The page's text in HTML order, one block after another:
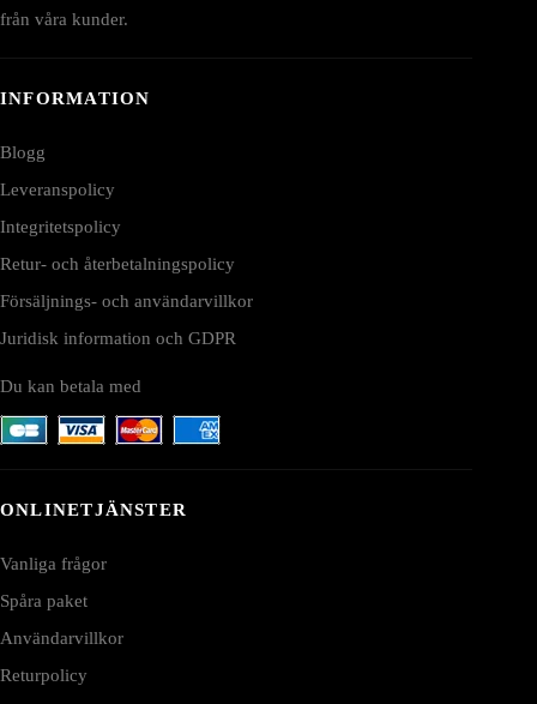
från våra kunder.
INFORMATION
Blogg
Leveranspolicy
Integritetspolicy
Retur- och återbetalningspolicy
Försäljnings- och användarvillkor
Juridisk information och GDPR
Du kan betala med
ONLINETJÄNSTER
Vanliga frågor
Spåra paket
Användarvillkor
Returpolicy